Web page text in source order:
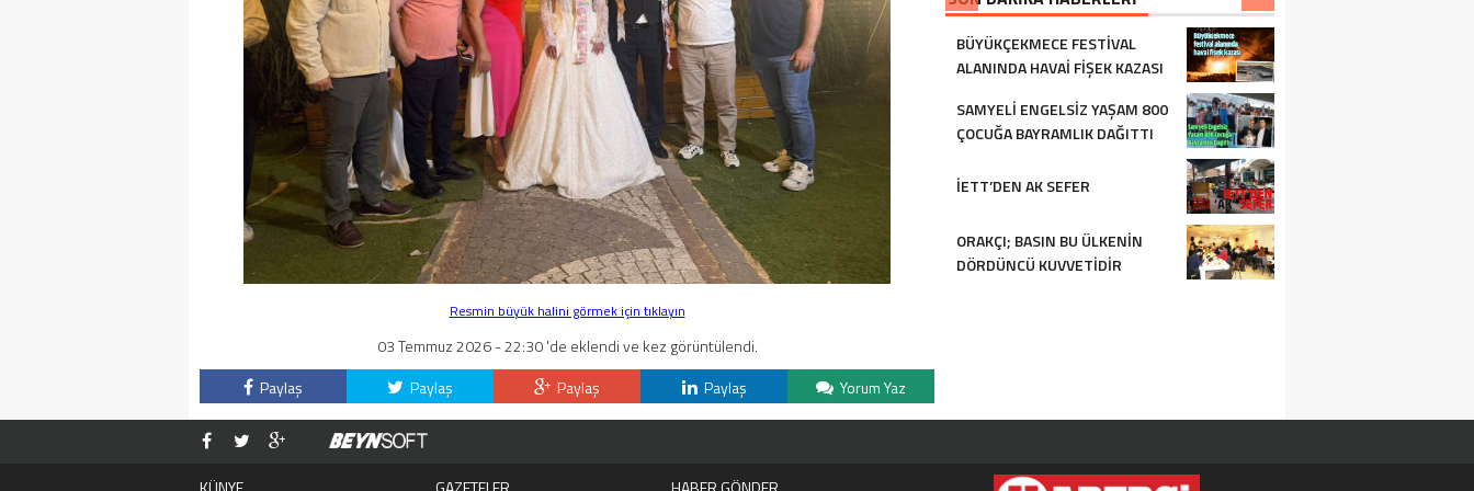
Resmin büyük halini görmek için tıklayın
03 Temmuz 2026 - 22:30 'de eklendi ve kez görüntülendi.
Paylaş
Paylaş Paylaş Paylaş Yorum Yaz
BÜYÜKÇEKMECE FESTIVAL
ALANINDA HAVAI FIŞEK KAZASI
SAMYELI ENGELSIZ YAŞAM 800
ÇOCUĞA BAYRAMLIK DAĞITTI
İETT’DEN AK SEFER
ORAKÇI; BASIN BU ÜLKENIN
DÖRDÜNCÜ KUVVETIDIR